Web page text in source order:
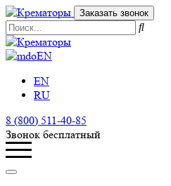
Заказать звонок
EN
EN
RU
8 (800) 511-40-85
Звонок бесплатный